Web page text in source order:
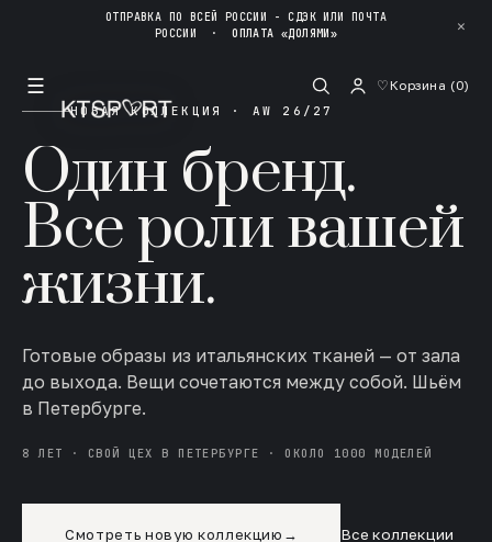
ОТПРАВКА ПО ВСЕЙ РОССИИ - СДЭК ИЛИ ПОЧТА
РОССИИ ·ОПЛАТА «ДОЛЯМИ» ✕
☰ ♡Корзина (0)
НОВАЯ КОЛЛЕКЦИЯ · AW 26/27
Один бренд.
Все роли вашей
жизни.
Готовые образы из итальянских тканей — от зала
до выхода. Вещи сочетаются между собой. Шьём
в Петербурге.
8 ЛЕТ · СВОЙ ЦЕХ В ПЕТЕРБУРГЕ · ОКОЛО 1000 МОДЕЛЕЙ
Смотреть новую коллекцию → Все коллекции